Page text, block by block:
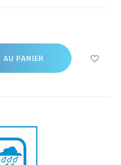
AU PANIER